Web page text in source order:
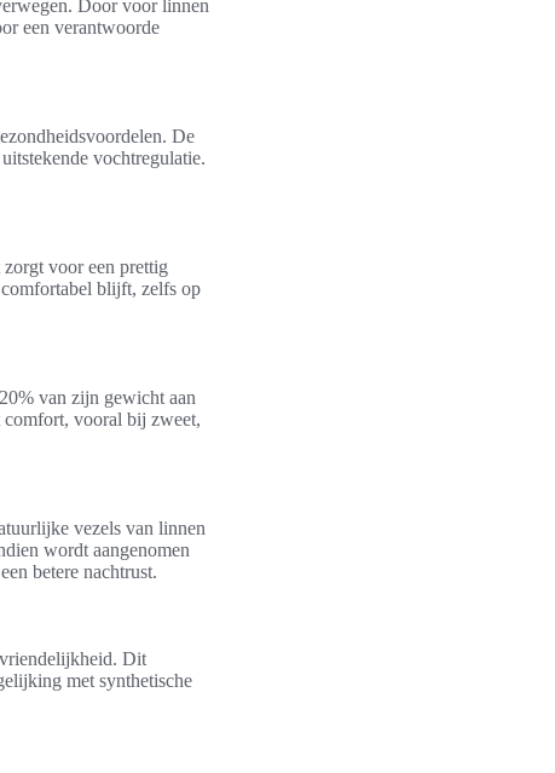
Door voor linnen
een verantwoorde
De
vochtregulatie.
voor een prettig
blijft, zelfs op
van zijn gewicht aan
comfort, vooral bij zweet,
vezels van linnen
wordt aangenomen
betere nachtrust.
Dit
met synthetische